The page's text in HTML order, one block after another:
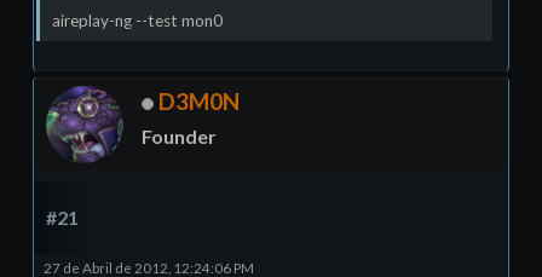
aireplay-ng --test mon0
D3M0N
Founder
#21
27 de Abril de 2012, 12:24:06 PM